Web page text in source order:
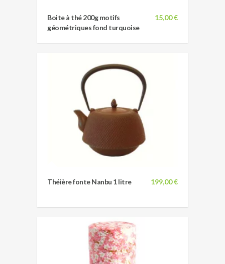
15,00 €
Boite à thé 200g motifs
géométriques fond turquoise
199,00 €
Théière fonte Nanbu 1 litre